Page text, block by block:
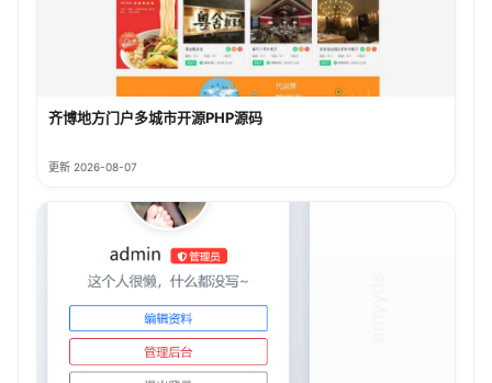
齐博地方门户多城市开源PHP源码
更新 2026-08-07